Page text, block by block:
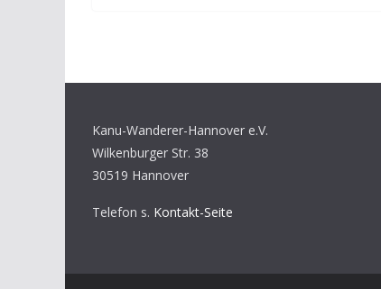
Kanu-Wanderer-Hannover e.V.
Wilkenburger Str. 38
30519 Hannover
Telefon s. Kontakt-Seite